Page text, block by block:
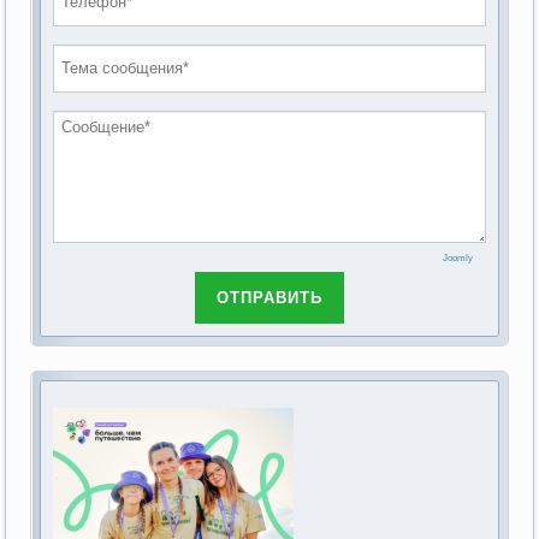
обсуждению Федерального закона Российской
основах социального обслуживания граждан в
2019 год
2018 год
Joomly
ОТПРАВИТЬ